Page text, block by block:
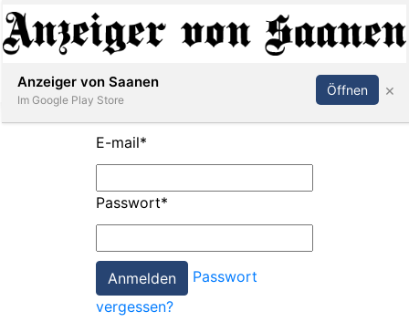
Abonnieren Anmelden
E-mail*
Passwort*
Passwort
vergessen?
Anzeiger von Saanen
Im Google Play Store
Öffnen ×